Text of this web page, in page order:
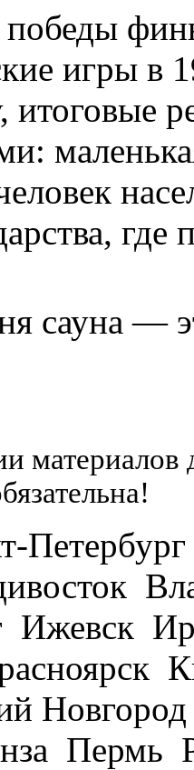
игры в
итоговые
сауна —
материалов
Ижевск
Пермь